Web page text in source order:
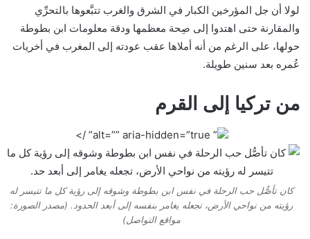
لولا أن جل المؤرخين الكبار في الشرق والغرب تتبَّعوها بالتحرِّي
والمقارنة حتى اهتدوا إلى صِحة معظمها ودقة معلومات ابن بطوطة
حولها، على الرغم من أنه أملاها عقب عودته إلى المغرب في أخريات
عُمره بعد سنين طويلة.
من تركيا إلى القرم
” alt=”” aria-hidden=”true” />
كان تأصُّل حب الرحلة في نفس ابن بطوطة وشوقه إلى رؤية كل ما تتيسر له
رؤيته من نواحي الأرض، تجعله يغامر بنفسه إلى أبعد الحدود. (مصدر الصورة:
مواقع التواصل)